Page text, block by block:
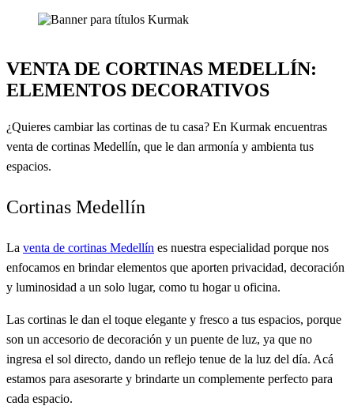
VENTA DE CORTINAS MEDELLÍN:
ELEMENTOS DECORATIVOS
¿Quieres cambiar las cortinas de tu casa? En Kurmak encuentras
venta de cortinas Medellín, que le dan armonía y ambienta tus
espacios.
Cortinas Medellín
La venta de cortinas Medellín es nuestra especialidad porque nos
enfocamos en brindar elementos que aporten privacidad, decoración
y luminosidad a un solo lugar, como tu hogar u oficina.
Las cortinas le dan el toque elegante y fresco a tus espacios, porque
son un accesorio de decoración y un puente de luz, ya que no
ingresa el sol directo, dando un reflejo tenue de la luz del día. Acá
estamos para asesorarte y brindarte un complemente perfecto para
cada espacio.